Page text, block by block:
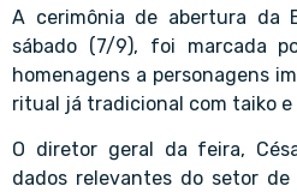
A cerimônia de abertura da
sábado (7/9), foi marcada
homenagens a personagens
ritual já tradicional com taiko e
O diretor geral da feira,
dados relevantes do setor